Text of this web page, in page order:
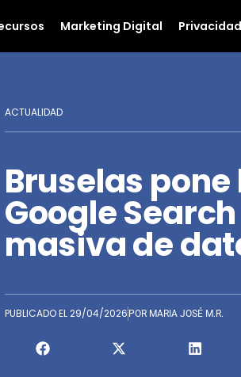
Marketing Digital
ACTUALIDAD
Bruselas
Google
masiva de
PUBLICADO EL29/04/2026 POR MARIA JOSÉ M.R.